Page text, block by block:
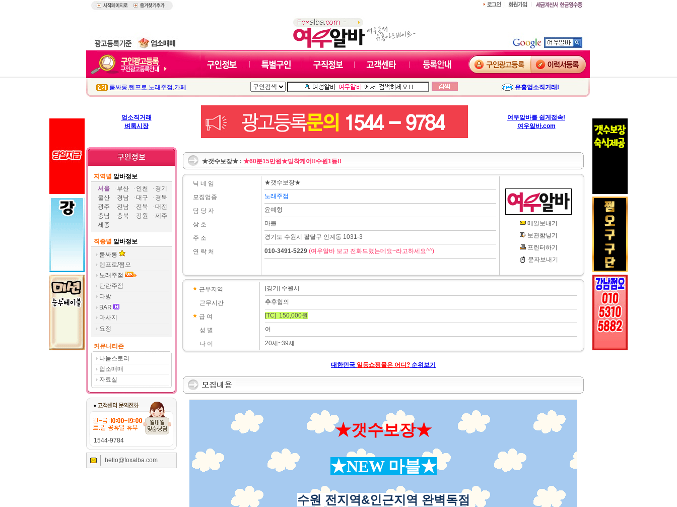
룸싸롱,텐프로,노래주점 ,카페 유흥업소직거래!
업소직거래
벼룩시장
여우알바를 쉽게접속!
여우알바.com
지역별 알바정보
서울
부산 인천
경기
울산
경남 대구
경북
광주
전남 전북
대전
충남
충북 강원
제주
세종
직종별 알바정보
룸싸롱
텐프로/쩜오
노래주점
단란주점
다방
BAR
마사지
요정
커뮤니티존
나눔스토리
업소매매
자료실
1544-9784
hello@foxalba.com
★갯수보장★ : ★60분15만원★밀착케어!!수원1등!!
닉 네 임
모집업종
담 당 자
상 호
주 소
연 락 처
★갯수보장★
노래주점
윤예형
마블
경기도 수원시 팔달구 인계동 1031-3
010-3491-5229 (여우알바 보고 전화드렸는데요~라고하세요^^)
메일보내기
보관함넣기
프린터하기
문자보내기
근무지역
근무시간
급 여
성 별
나 이
[경기] 수원시
추후협의
[TC] 150,000원
여
20세~39세
대한민국 일등쇼핑몰은 어디? 순위보기
★갯수보장★
★NEW 마블★
수원 전지역&인근지역 완벽독점